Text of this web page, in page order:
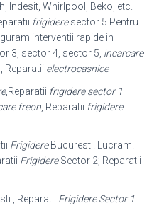
Indesit, Whirlpool, Beko, etc.
frigideresector 5 Pentru
interventii rapide in
3, sector 4, sector 5, incarcare
Reparatii electrocasnice
,Reparatii frigidere sector 1
freon , Reparatii frigidere
FrigidereBucuresti. Lucram.
FrigidereSector 2; Reparatii
, Reparatii Frigidere Sector 1